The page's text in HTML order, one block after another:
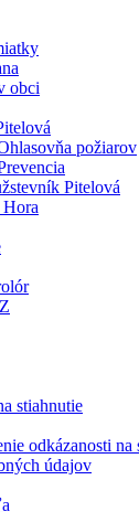
obci
požiarov
Pitelová
Hora
stiahnutie
odkázanosti na
údajov